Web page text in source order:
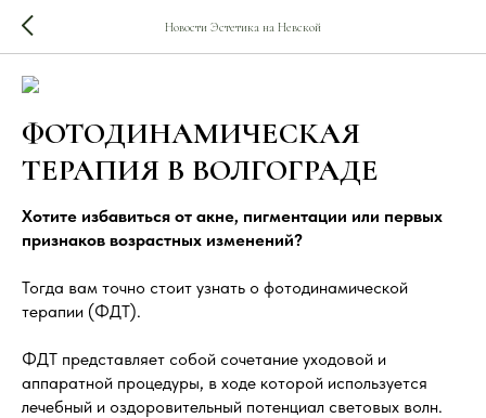
Новости Эстетика на Невской
ФОТОДИНАМИЧЕСКАЯ
ТЕРАПИЯ В ВОЛГОГРАДЕ
Хотите избавиться от акне, пигментации или первых
признаков возрастных изменений?
Тогда вам точно стоит узнать о фотодинамической
терапии (ФДТ).
ФДТ представляет собой сочетание уходовой и
аппаратной процедуры, в ходе которой используется
лечебный и оздоровительный потенциал световых волн.